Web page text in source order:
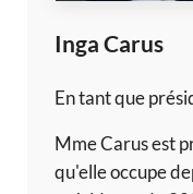
Inga Carus
En tant que
Mme Carus est
qu'elle occupe